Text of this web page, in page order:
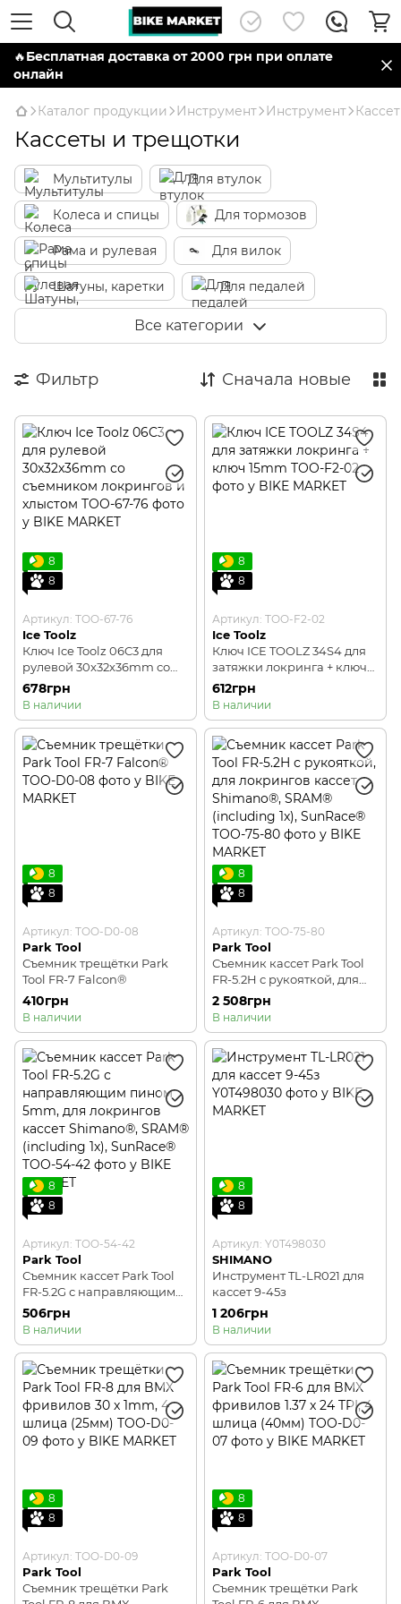
🔥Бесплатная доставка от 2000 грн при оплате
онлайн
Каталог продукции Инструмент Инструмент
Кассеты и трещотки
Мультитулы Для втулок
Колеса и спицы Для тормозов
Рама и рулевая Для вилок
Шатуны, каретки Для педалей
Кассеты и трещотки Для цепи
Кусачки, плоскогубцы, ножи
Общий инструмент
Шестигранники, Torx
Все категории
Фильтр Сначала новые
8
8
Артикул: TOO-67-76
Ice Toolz
Ключ Ice Toolz 06C3 для
рулевой 30x32x36mm со
съемником локрингов и
хлыстом
678грн
В наличии
8
8
Артикул: TOO-F2-02
Ice Toolz
Ключ ICE TOOLZ 34S4 для
затяжки локринга + ключ
15mm
612грн
В наличии
8
8
Артикул: TOO-D0-08
Park Tool
Съемник трещётки Park
Tool FR-7 Falcon®
410грн
В наличии
8
8
Артикул: TOO-75-80
Park Tool
Съемник кассет Park Tool
FR-5.2H с рукояткой, для
локрингов кассет
Shimano®, SRAM®
2 508грн
В наличии
8
8
Артикул: TOO-54-42
Park Tool
Съемник кассет Park Tool
FR-5.2G с направляющим
пином 5mm, для
локрингов кассет
(including 1x), SunRace®
506грн
В наличии
8
8
Артикул: Y0T498030
SHIMANO
Инструмент TL-LR021 для
кассет 9-45з
1 206грн
В наличии
8
8
Артикул: TOO-D0-09
Park Tool
Съемник трещётки Park
8
8
Артикул: TOO-D0-07
Park Tool
Съемник трещётки Park